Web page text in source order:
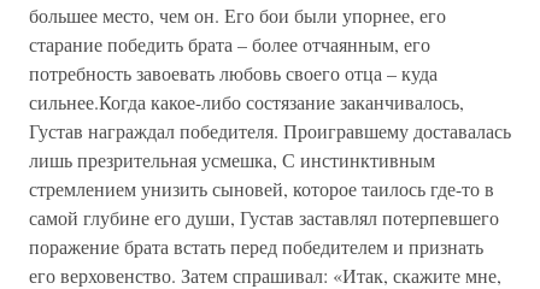
большее место, чем он. Его бои были упорнее, его
старание победить брата – более отчаянным, его
потребность завоевать любовь своего отца – куда
сильнее.Когда какое-либо состязание заканчивалось,
Густав награждал победителя. Проигравшему доставалась
лишь презрительная усмешка, С инстинктивным
стремлением унизить сыновей, которое таилось где-то в
самой глубине его души, Густав заставлял потерпевшего
поражение брата встать перед победителем и признать
его верховенство. Затем спрашивал: «Итак, скажите мне,